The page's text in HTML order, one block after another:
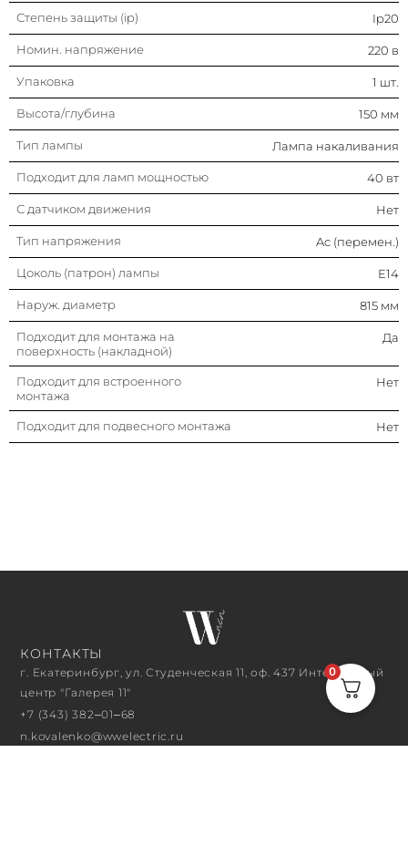
Степень защиты (ip) Ip20
Номин. напряжение 220 в
Упаковка 1 шт.
Высота/глубина 150 мм
Тип лампы Лампа накаливания
Подходит для ламп мощностью 40 вт
С датчиком движения Нет
Тип напряжения Ac (перемен.)
Цоколь (патрон) лампы E14
Наруж. диаметр 815 мм
Подходит для монтажа на
поверхность (накладной)
Да
Подходит для встроенного
монтажа
Нет
Подходит для подвесного монтажа Нет
КОНТАКТЫ
г. Екатеринбург, ул. Студенческая 11, оф. 437 Интерьерный
центр "Галерея 11"
+7 (343) 382‒01‒68
n.kovalenko@wwelectric.ru
0